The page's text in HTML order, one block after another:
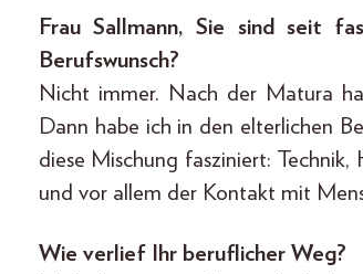
Frau Sallmann, Sie sind seit
Berufswunsch?
Nicht immer. Nach der Matura
Dann habe ich in den elterlichen
diese Mischung fasziniert: Technik,
und vor allem der Kontakt mit
Wie verlief Ihr beruflicher Weg?